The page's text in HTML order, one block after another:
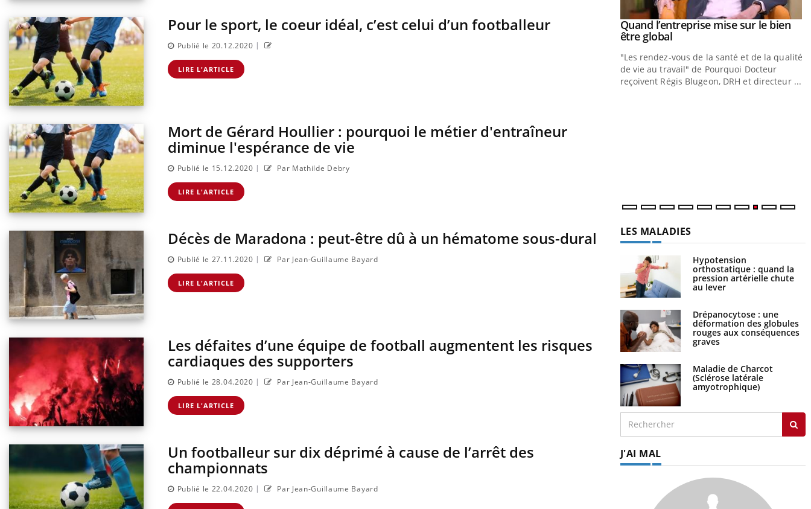
Pour le sport, le coeur idéal, c’est celui d’un footballeur
Publié le 20.12.2020 |
LIRE L'ARTICLE
Mort de Gérard Houllier : pourquoi le métier d'entraîneur
diminue l'espérance de vie
Publié le 15.12.2020 | Par Mathilde Debry
LIRE L'ARTICLE
Décès de Maradona : peut-être dû à un hématome sous-dural
Publié le 27.11.2020 | Par Jean-Guillaume Bayard
LIRE L'ARTICLE
Les défaites d’une équipe de football augmentent les risques
cardiaques des supporters
Publié le 28.04.2020 | Par Jean-Guillaume Bayard
LIRE L'ARTICLE
Un footballeur sur dix déprimé à cause de l’arrêt des
championnats
Publié le 22.04.2020 | Par Jean-Guillaume Bayard
: se
nouveau
piscine,
mains sont
Youtube
Diabète & Ramadan 2026Youtube
Le Ramadan approche, et, pour de
nombreuses personnes atteintes de diabète,
c'est une période de questions, de défis,
mais ...
Youtube
Un « jumeau numérique » pour
faciliter l’accès à la médecine
préventive
Youtube
COUP DE FOOD sur le diabète YoutubeYoutube
Quand l’entreprise mise sur le bien
être globalYoutube
"Les rendez-vous de la santé et de la qualité
de vie au travail" de Pourquoi Docteur
reçoivent Régis Blugeon, DRH et directeur ...
LES MALADIES
Hypotension
orthostatique : quand la
pression artérielle chute
au lever
Drépanocytose : une
déformation des globules
rouges aux conséquences
graves
Maladie de Charcot
(Sclérose latérale
amyotrophique)
J'AI MAL